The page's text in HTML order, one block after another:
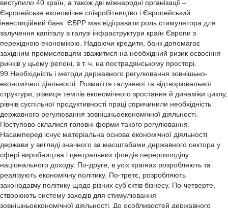
виступило 40 країн, а також дві міжнародні організації –
Європейське економічне співробітництво і Європейський
інвестиційний банк. ЄБРР має відігравати роль стимулятора для
залучення капіталу в галузі інфраструктури країн Європи з
перехідною економікою. Надаючи кредити, банк допомагає
західним промисловцям зважитися на необхідний ризик освоєння
ринків у цьому регіоні, в т. ч. на пострадянському просторі.
99.Необхідність і методи державного регулювання зовнішьно-
економічної діяльності. Розмаїття галузевої та відтворювальної
структури, різниця темпів економічного зростання й динаміки циклу,
рівнів суспільної продуктивності праці спричинили необхідність
державного регулювання зовнішньоекономічної діяльності.
Поступово склалися головні форми такого регулювання.
Насамперед існує матеріальна основа економічної діяльності
держави у вигляді значного за масштабами державного сектора у
сфері виробництва і центральних фондів перерозподілу
національного доходу. По-друге, в усіх країнах розробляють та
реалізують економічну політику. По-третє, розробляють
законодавчу політику щодо різних суб’єктів бізнесу. По-четверте,
створюють систему заходів для стимулювання
зовнішньоекономічної діяльності. До особливостей державного